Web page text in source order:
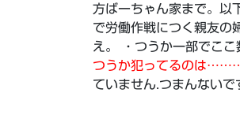
方ばーちゃん家まで。以
で労働作戦につく親友の
え。 ・つうか一部でこ
つうか犯ってるのは………
ていません.つまんない